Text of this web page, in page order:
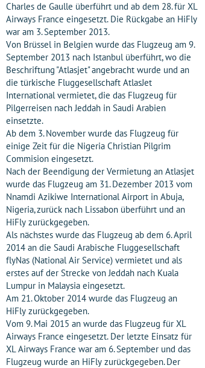
Charles de Gaulle überführt und ab dem 28. für XL
Airways France eingesetzt. Die Rückgabe an HiFly
war am 3. September 2013.
Von Brüssel in Belgien wurde das Flugzeug am 9.
September 2013 nach Istanbul überführt, wo die
Beschriftung "Atlasjet" angebracht wurde und an
die türkische Fluggesellschaft AtlasJet
International vermietet, die das Flugzeug für
Pilgerreisen nach Jeddah in Saudi Arabien
einsetzte.
Ab dem 3. November wurde das Flugzeug für
einige Zeit für die Nigeria Christian Pilgrim
Commision eingesetzt.
Nach der Beendigung der Vermietung an Atlasjet
wurde das Flugzeug am 31. Dezember 2013 vom
Nnamdi Azikiwe International Airport in Abuja,
Nigeria, zurück nach Lissabon überführt und an
HiFly zurückgegeben.
Als nächstes wurde das Flugzeug ab dem 6. April
2014 an die Saudi Arabische Fluggesellschaft
flyNas (National Air Service) vermietet und als
erstes auf der Strecke von Jeddah nach Kuala
Lumpur in Malaysia eingesetzt.
Am 21. Oktober 2014 wurde das Flugzeug an
HiFly zurückgegeben.
Vom 9. Mai 2015 an wurde das Flugzeug für XL
Airways France eingesetzt. Der letzte Einsatz für
XL Airways France war am 6. September und das
Flugzeug wurde an HiFly zurückgegeben. Der